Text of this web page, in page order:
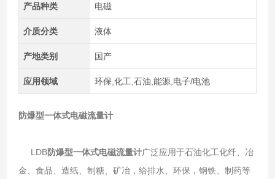
产品种类 电磁
介质分类 液体
产地类别 国产
应用领域 环保,化工,石油,能源,电子/电池
防爆型一体式电磁流量计
LDB防爆型一体式电磁流量计广泛应用于石油化工化纤、冶
金、食品、造纸、制糖、矿冶，给排水、环保，钢铁、制药等